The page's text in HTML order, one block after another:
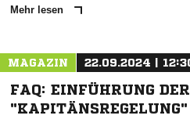
Mehr lesen
MAGAZIN 22.09.2024 |
FAQ: EINFÜHRUNG DER
"KAPITÄNSREGELUNG"